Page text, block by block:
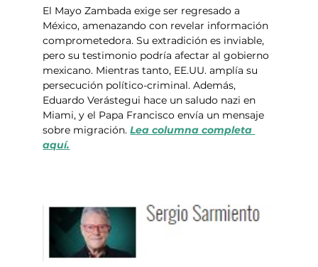
El Mayo Zambada exige ser regresado a
México, amenazando con revelar información
comprometedora. Su extradición es inviable,
pero su testimonio podría afectar al gobierno
mexicano. Mientras tanto, EE.UU. amplía su
persecución político-criminal. Además,
Eduardo Verástegui hace un saludo nazi en
Miami, y el Papa Francisco envía un mensaje
sobre migración. Lea columna completa
aquí.